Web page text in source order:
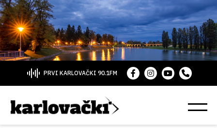
PRVI KARLOVAČKI 90.1FM